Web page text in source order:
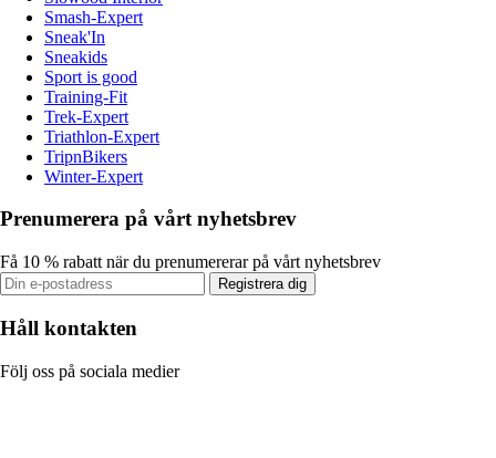
Smash-Expert
Sneak'In
Sneakids
Sport is good
Training-Fit
Trek-Expert
Triathlon-Expert
TripnBikers
Winter-Expert
Prenumerera på vårt nyhetsbrev
Få 10 % rabatt när du prenumererar på vårt nyhetsbrev
Registrera dig
Håll kontakten
Följ oss på sociala medier